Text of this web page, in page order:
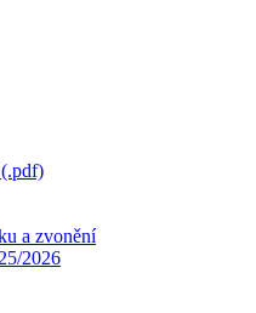
a zvonění
2026